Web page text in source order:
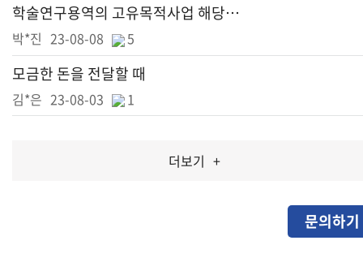
학술연구용역의 고유목적사업 해당여부 외
박*진 23-08-08 5
모금한 돈을 전달할 때
김*은 23-08-03 1
더보기 +
문의하기